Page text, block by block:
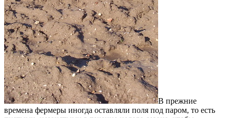
В прежние
времена фермеры иногда оставляли поля под паром, то есть